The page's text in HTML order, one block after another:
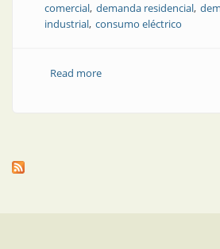
comercial demanda residencial
industrial consumo eléctrico
Read moreabout Datos energéticos